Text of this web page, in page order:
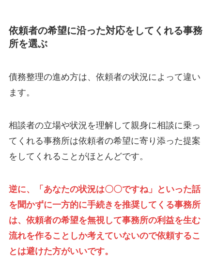
依頼者の希望に沿った対応をしてくれる事務
所を選ぶ
債務整理の進め方は、依頼者の状況によって違い
ます。
相談者の立場や状況を理解して親身に相談に乗っ
てくれる事務所は依頼者の希望に寄り添った提案
をしてくれることがほとんどです。
逆に、「あなたの状況は〇〇ですね」といった話
を聞かずに一方的に手続きを推奨してくる事務所
は、依頼者の希望を無視して事務所の利益を生む
流れを作ることしか考えていないので依頼するこ
とは避けた方がいいです。